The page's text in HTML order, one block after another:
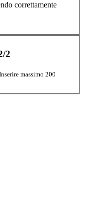
correttamente
2
massimo 200